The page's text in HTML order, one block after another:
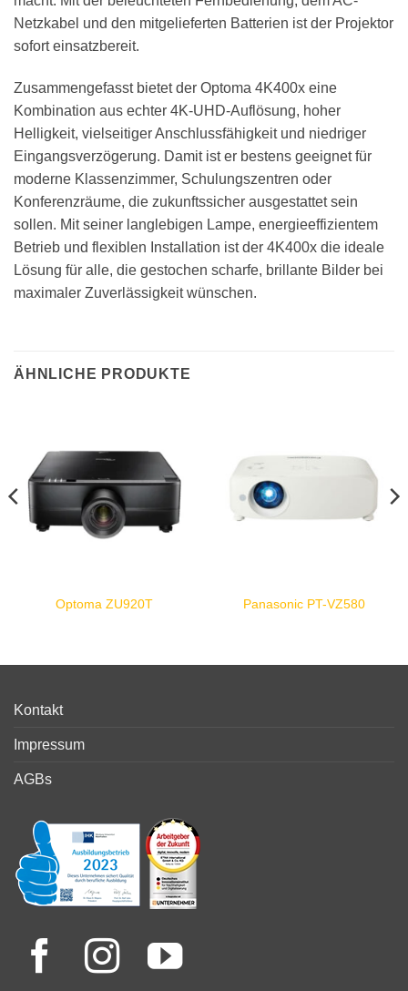
Netzkabel und den mitgelieferten Batterien ist der Projektor
sofort einsatzbereit.
Zusammengefasst bietet der Optoma 4K400x eine
Kombination aus echter 4K-UHD-Auflösung, hoher
Helligkeit, vielseitiger Anschlussfähigkeit und niedriger
Eingangsverzögerung. Damit ist er bestens geeignet für
moderne Klassenzimmer, Schulungszentren oder
Konferenzräume, die zukunftssicher ausgestattet sein
sollen. Mit seiner langlebigen Lampe, energieeffizientem
Betrieb und flexiblen Installation ist der 4K400x die ideale
Lösung für alle, die gestochen scharfe, brillante Bilder bei
maximaler Zuverlässigkeit wünschen.
ÄHNLICHE PRODUKTE
Optoma ZU920T Panasonic PT-VZ580
Kontakt
Impressum
AGBs